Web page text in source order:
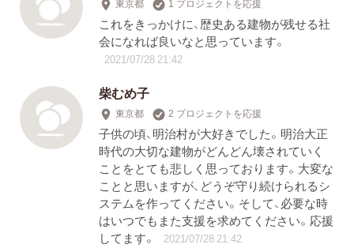
東京都 1 プロジェクトを応援
これをきっかけに、歴史ある建物が残せる社
会になれば良いなと思っています。
2021/07/28 21:42
柴むめ子
東京都 2 プロジェクトを応援
子供の頃、明治村が大好きでした。明治大正
時代の大切な建物がどんどん壊されていく
ことをとても悲しく思っております。大変な
ことと思いますが、どうぞ守り続けられるシ
ステムを作ってください。そして、必要な時
はいつでもまた支援を求めてください。応援
してます。
2021/07/28 21:42